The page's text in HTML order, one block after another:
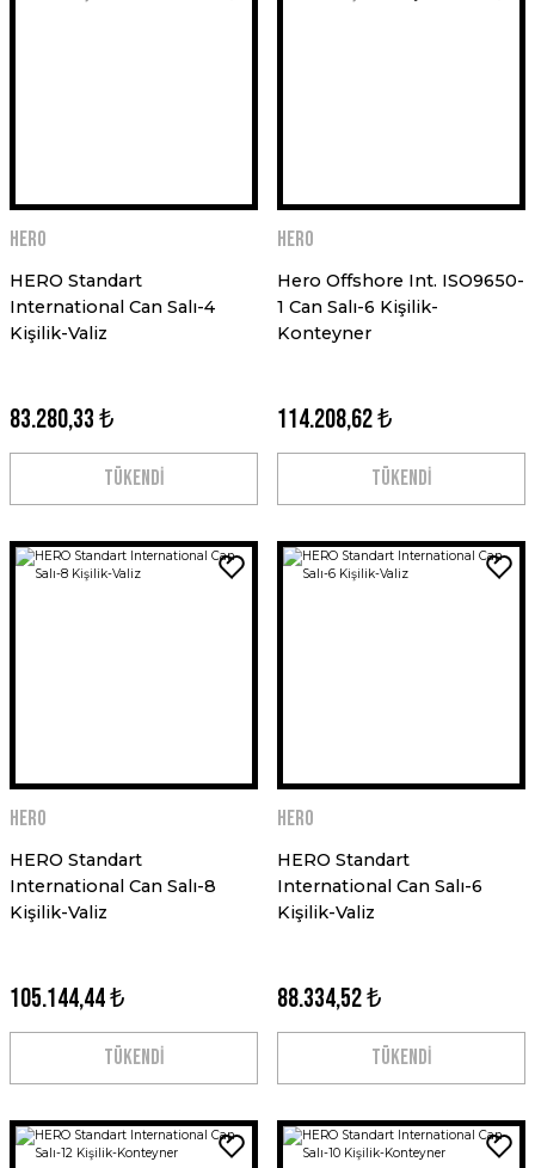
HERO
HERO Standart
International Can Salı-4
Kişilik-Valiz
83.280,33 ₺
TÜKENDİ
HERO
Hero Offshore Int. ISO9650-
1 Can Salı-6 Kişilik-
Konteyner
114.208,62 ₺
TÜKENDİ
HERO
HERO Standart
International Can Salı-8
Kişilik-Valiz
105.144,44 ₺
TÜKENDİ
HERO
HERO Standart
International Can Salı-6
Kişilik-Valiz
88.334,52 ₺
TÜKENDİ